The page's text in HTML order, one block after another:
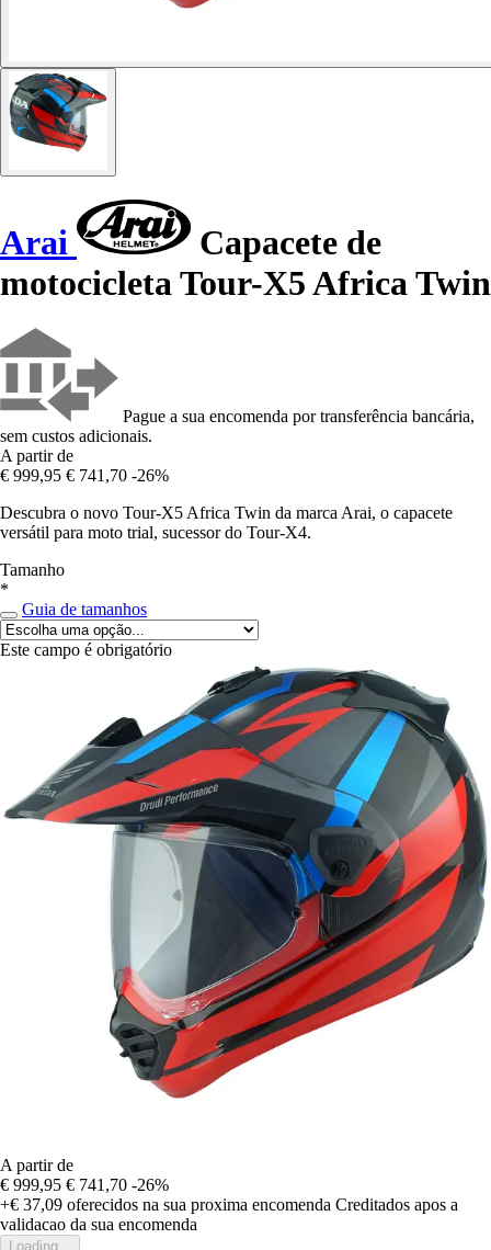
Arai
Capacete de
motocicleta Tour-X5 Africa Twin
Pague a sua encomenda por transferência bancária,
sem custos adicionais.
A partir de
€ 999,95 € 741,70 -26%
Descubra o novo Tour-X5 Africa Twin da marca Arai, o capacete
versátil para moto trial, sucessor do Tour-X4.
Tamanho
*
Guia de tamanhos
Este campo é obrigatório
A partir de
€ 999,95 € 741,70 -26%
+€ 37,09 oferecidos na sua proxima encomenda Creditados apos a
validacao da sua encomenda
Loading...